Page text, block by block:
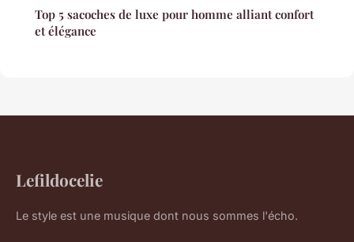
Top 5 sacoches de luxe pour homme alliant confort
et élégance
Lefildocelie
Le style est une musique dont nous sommes l'écho.